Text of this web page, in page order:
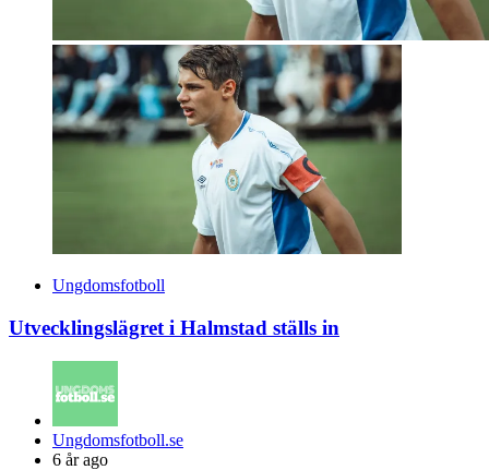
Ungdomsfotboll
Utvecklingslägret i Halmstad ställs in
Posted
by
Ungdomsfotboll.se
6 år ago